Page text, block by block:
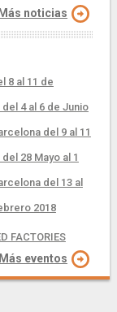
Más noticias
8 al 11 de
del 4 al 6 de Junio
del 9 al 11
28 Mayo al 1
del 13 al
2018
FACTORIES
Más eventos